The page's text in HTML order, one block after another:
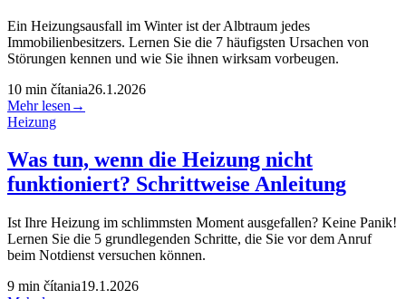
Ein Heizungsausfall im Winter ist der Albtraum jedes
Immobilienbesitzers. Lernen Sie die 7 häufigsten Ursachen von
Störungen kennen und wie Sie ihnen wirksam vorbeugen.
10 min čítania26.1.2026
Mehr lesen →
Heizung
Was tun, wenn die Heizung nicht
funktioniert? Schrittweise Anleitung
Ist Ihre Heizung im schlimmsten Moment ausgefallen? Keine Panik!
Lernen Sie die 5 grundlegenden Schritte, die Sie vor dem Anruf
beim Notdienst versuchen können.
9 min čítania19.1.2026